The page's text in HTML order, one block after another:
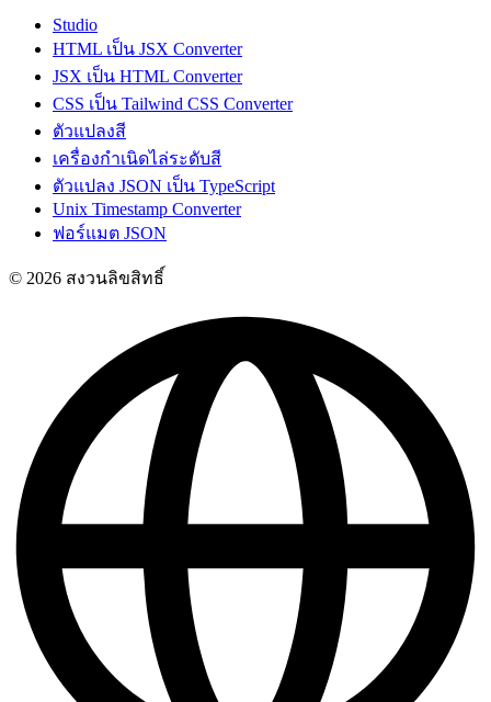
Studio
HTML เป็น JSX Converter
JSX เป็น HTML Converter
CSS เป็น Tailwind CSS Converter
ตัวแปลงสี
เครื่องกำเนิดไล่ระดับสี
ตัวแปลง JSON เป็น TypeScript
Unix Timestamp Converter
ฟอร์แมต JSON
© 2026 สงวนลิขสิทธิ์